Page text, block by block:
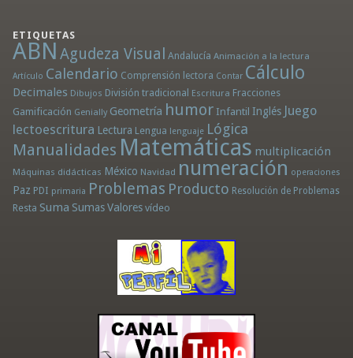
ETIQUETAS
ABN Agudeza Visual Andalucía Animación a la lectura
Artículo Calendario Comprensión lectora Contar Cálculo
Decimales Dibujos División tradicional Escritura Fracciones
Gamificación Genially Geometría humor Infantil Inglés Juego
lectoescritura Lectura Lengua lenguaje Lógica
Manualidades Matemáticas multiplicación
Máquinas didácticas México Navidad numeración operaciones
Paz PDI primaria Problemas Producto Resolución de Problemas
Resta Suma Sumas Valores vídeo